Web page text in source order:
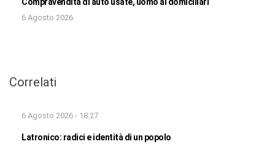
6 Agosto 2026
Correlati
6 Agosto 2026 - 18:27
Latronico: radici e identità di un popolo